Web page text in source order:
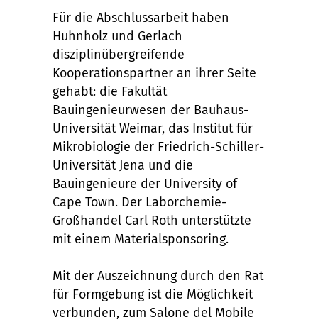
Für die Abschlussarbeit haben
Huhnholz und Gerlach
disziplinübergreifende
Kooperationspartner an ihrer Seite
gehabt: die Fakultät
Bauingenieurwesen der Bauhaus-
Universität Weimar, das Institut für
Mikrobiologie der Friedrich-Schiller-
Universität Jena und die
Bauingenieure der University of
Cape Town. Der Laborchemie-
Großhandel Carl Roth unterstützte
mit einem Materialsponsoring.
Mit der Auszeichnung durch den Rat
für Formgebung ist die Möglichkeit
verbunden, zum Salone del Mobile